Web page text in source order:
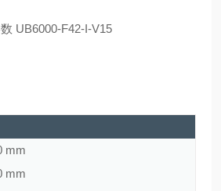
UB6000-F42-I-V15
mm
mm